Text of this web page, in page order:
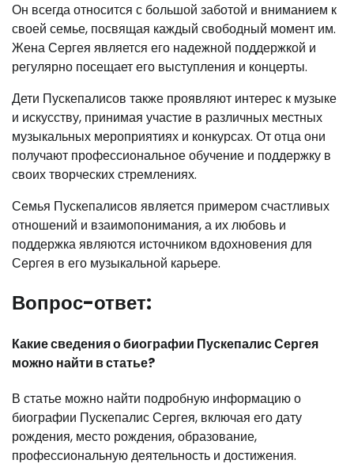
Он всегда относится с большой заботой и вниманием к
своей семье, посвящая каждый свободный момент им.
Жена Сергея является его надежной поддержкой и
регулярно посещает его выступления и концерты.
Дети Пускепалисов также проявляют интерес к музыке
и искусству, принимая участие в различных местных
музыкальных мероприятиях и конкурсах. От отца они
получают профессиональное обучение и поддержку в
своих творческих стремлениях.
Семья Пускепалисов является примером счастливых
отношений и взаимопонимания, а их любовь и
поддержка являются источником вдохновения для
Сергея в его музыкальной карьере.
Вопрос-ответ:
Какие сведения о биографии Пускепалис Сергея
можно найти в статье?
В статье можно найти подробную информацию о
биографии Пускепалис Сергея, включая его дату
рождения, место рождения, образование,
профессиональную деятельность и достижения.